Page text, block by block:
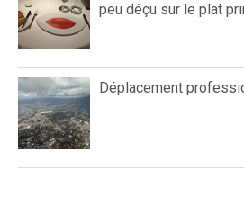
peu déçu sur le plat
Déplacement